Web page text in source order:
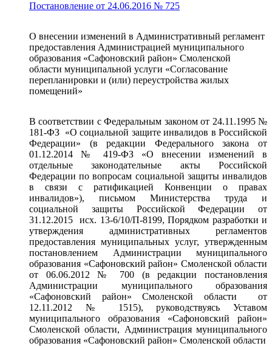
Постановление от 24.06.2016 № 725
О внесении изменений в Административный регламент
предоставления Администрацией муниципального
образования «Сафоновский район» Смоленской
области муниципальной услуги «Согласование
перепланировки и (или) переустройства жилых
помещений»
В соответствии с Федеральным законом от 24.11.1995 №
181-ФЗ «О социальной защите инвалидов в Российской
Федерации» (в редакции Федерального закона от
01.12.2014 № 419-ФЗ «О внесении изменений в
отдельные законодательные акты Российской
Федерации по вопросам социальной защиты инвалидов
в связи с ратификацией Конвенции о правах
инвалидов»), письмом Министерства труда и
социальной защиты Российской Федерации от
31.12.2015 исх. 13-6/10/П-8199, Порядком разработки и
утверждения административных регламентов
предоставления муниципальных услуг, утвержденным
постановлением Администрации муниципального
образования «Сафоновский район» Смоленской области
от 06.06.2012 № 700 (в редакции постановления
Администрации муниципального образования
«Сафоновский район» Смоленской области от
12.11.2012 № 1515), руководствуясь Уставом
муниципального образования «Сафоновский район»
Смоленской области, Администрация муниципального
образования «Сафоновский район» Смоленской области